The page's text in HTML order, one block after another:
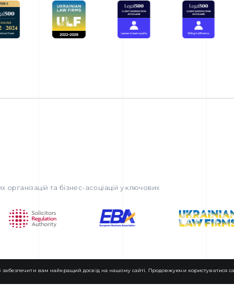
та бізнес-асоціацій у ключових
вам найкращий досвід на нашому сайті. Продовжуючи користуватися